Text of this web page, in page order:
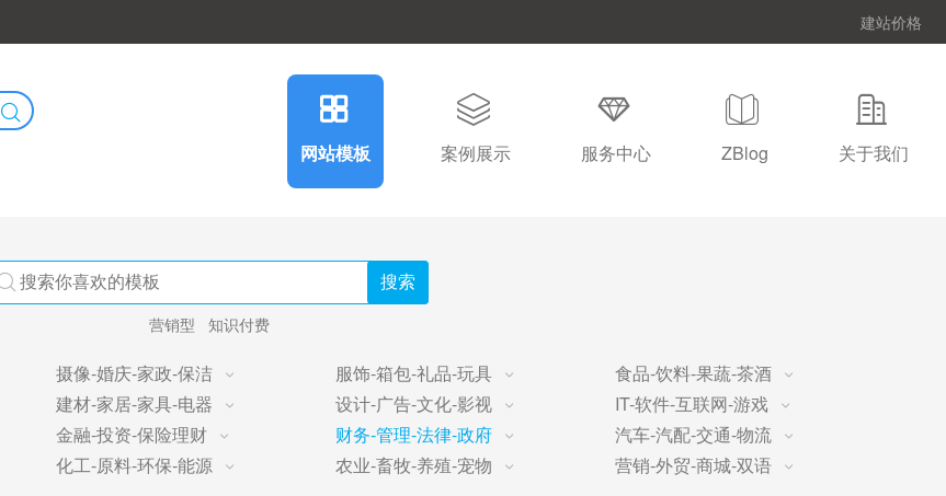
建站价格
网站模板 案例展示 服务中心 ZBlog 关于我们
营销型 知识付费
摄像-婚庆-家政-保洁 服饰-箱包-礼品-玩具
食品-饮料-果蔬-茶酒
建材-家居-家具-电器 设计-广告-文化-影视
IT-软件-互联网-游戏
金融-投资-保险理财 财务-管理-法律-政府
汽车-汽配-交通-物流
化工-原料-环保-能源 农业-畜牧-养殖-宠物 营销-外贸-商城-双语